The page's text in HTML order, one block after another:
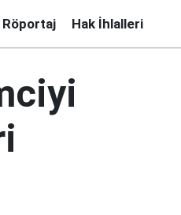
Röportaj Hak İhlalleri